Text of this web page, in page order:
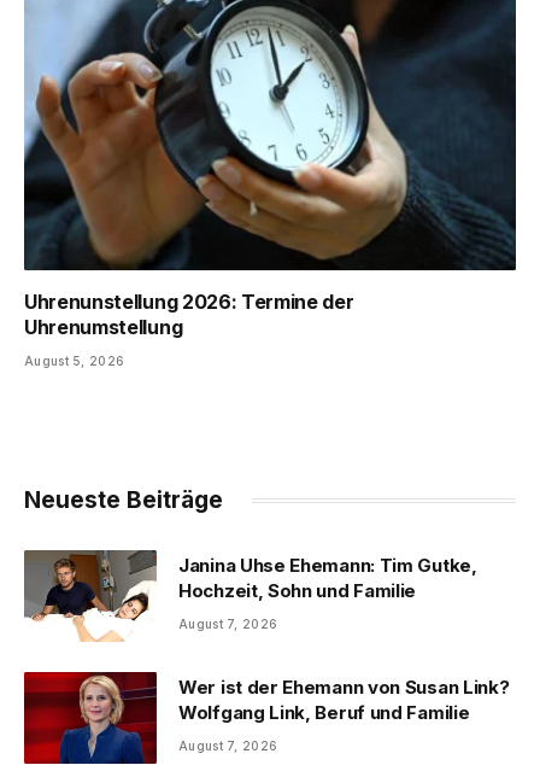
Uhrenunstellung 2026: Termine der
Uhrenumstellung
August 5, 2026
Neueste Beiträge
Janina Uhse Ehemann: Tim Gutke,
Hochzeit, Sohn und Familie
August 7, 2026
Wer ist der Ehemann von Susan Link?
Wolfgang Link, Beruf und Familie
August 7, 2026